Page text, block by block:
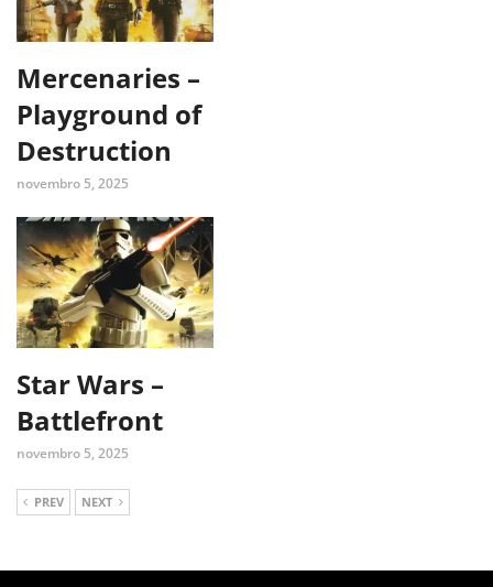
Mercenaries –
Playground of
Destruction
novembro 5, 2025
Star Wars –
Battlefront
novembro 5, 2025
PREV NEXT